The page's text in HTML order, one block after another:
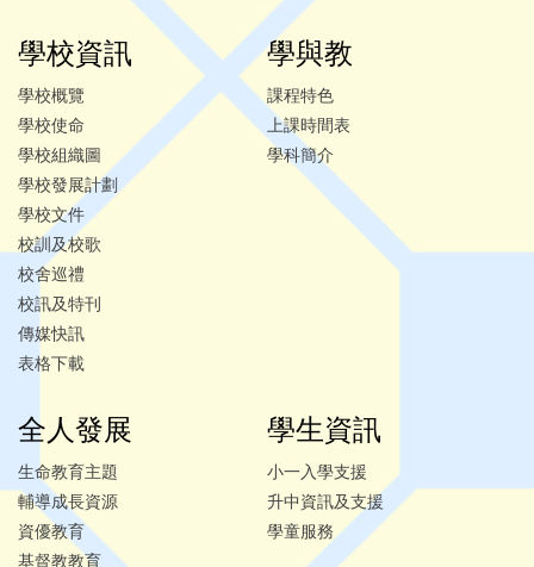
學校資訊
學校概覽
學校使命
學校組織圖
學校發展計劃
學校文件
校訓及校歌
校舍巡禮
校訊及特刊
傳媒快訊
表格下載
學與教
課程特色
上課時間表
學科簡介
全人發展
生命教育主題
輔導成長資源
資優教育
基督教教育
學生資訊
小一入學支援
升中資訊及支援
學童服務